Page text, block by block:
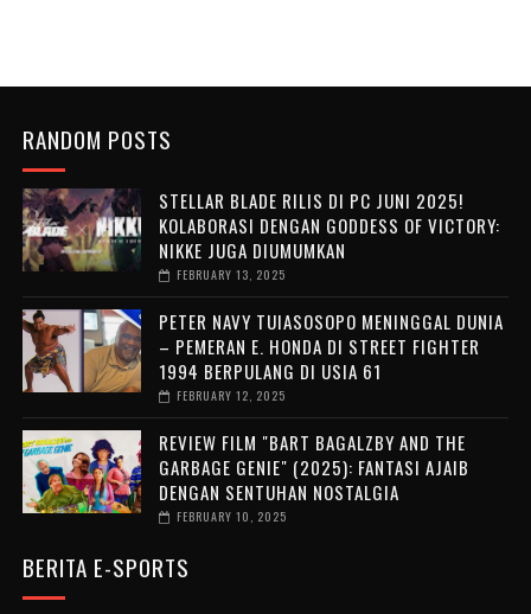
RANDOM POSTS
STELLAR BLADE RILIS DI PC JUNI 2025!
KOLABORASI DENGAN GODDESS OF VICTORY:
NIKKE JUGA DIUMUMKAN
FEBRUARY 13, 2025
PETER NAVY TUIASOSOPO MENINGGAL DUNIA
– PEMERAN E. HONDA DI STREET FIGHTER
1994 BERPULANG DI USIA 61
FEBRUARY 12, 2025
REVIEW FILM "BART BAGALZBY AND THE
GARBAGE GENIE" (2025): FANTASI AJAIB
DENGAN SENTUHAN NOSTALGIA
FEBRUARY 10, 2025
BERITA E-SPORTS